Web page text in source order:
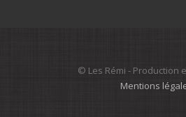
© Les Rémi - Production
Mentions